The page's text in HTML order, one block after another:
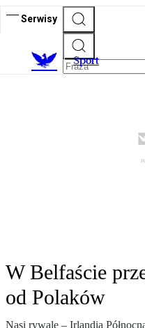
Serwisy
Sport
W Belfaście
od Polaków
Nasi rywale – Irlandia